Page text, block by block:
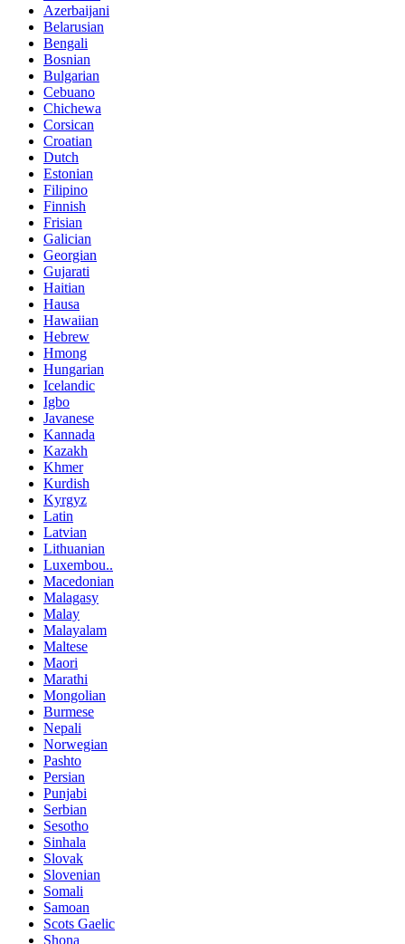
Azerbaijani
Belarusian
Bengali
Bosnian
Bulgarian
Cebuano
Chichewa
Corsican
Croatian
Dutch
Estonian
Filipino
Finnish
Frisian
Galician
Georgian
Gujarati
Haitian
Hausa
Hawaiian
Hebrew
Hmong
Hungarian
Icelandic
Igbo
Javanese
Kannada
Kazakh
Khmer
Kurdish
Kyrgyz
Latin
Latvian
Lithuanian
Luxembou..
Macedonian
Malagasy
Malay
Malayalam
Maltese
Maori
Marathi
Mongolian
Burmese
Nepali
Norwegian
Pashto
Persian
Punjabi
Serbian
Sesotho
Sinhala
Slovak
Slovenian
Somali
Samoan
Scots Gaelic
Shona